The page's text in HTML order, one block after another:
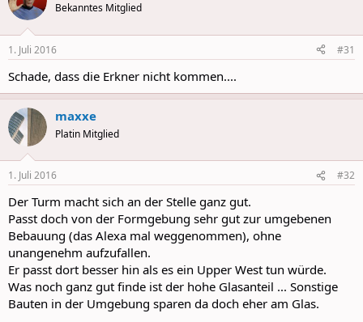
Bekanntes Mitglied
1. Juli 2016 #31
Schade, dass die Erkner nicht kommen....
maxxe
Platin Mitglied
1. Juli 2016 #32
Der Turm macht sich an der Stelle ganz gut.
Passt doch von der Formgebung sehr gut zur umgebenen
Bebauung (das Alexa mal weggenommen), ohne
unangenehm aufzufallen.
Er passt dort besser hin als es ein Upper West tun würde.
Was noch ganz gut finde ist der hohe Glasanteil ... Sonstige
Bauten in der Umgebung sparen da doch eher am Glas.